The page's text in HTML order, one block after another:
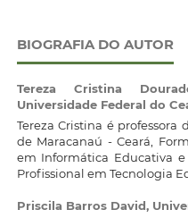
BIOGRAFIA DO AUTOR
Tereza Cristina
Universidade Federal do
Tereza Cristina é
de Maracanaú - Ceará,
em Informática Educativa
Profissional em Tecnologia
Priscila Barros David,